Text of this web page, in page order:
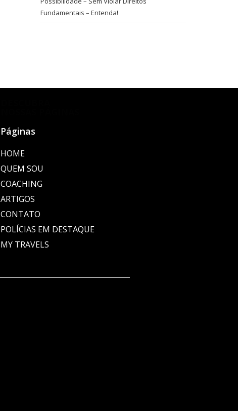
Fundamentais – Entenda!
Páginas
HOME
QUEM SOU
COACHING
ARTIGOS
CONTATO
POLÍCIAS EM DESTAQUE
MY TRAVELS